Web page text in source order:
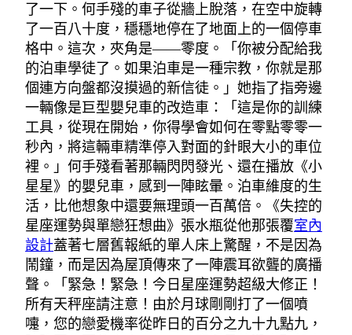
了一下。何手殘的車子從牆上脫落，在空中旋轉
了一百八十度，穩穩地停在了地面上的一個停車
格中。這次，夾角是——零度。「你被分配給我
的泊車學徒了。如果泊車是一種宗教，你就是那
個連方向盤都沒摸過的新信徒。」她指了指旁邊
一輛像是巨型嬰兒車的改造車：「這是你的訓練
工具，從現在開始，你得學會如何在零點零零一
秒內，將這輛車精準停入對面的針眼大小的車位
裡。」何手殘看著那輛閃閃發光、還在播放《小
星星》的嬰兒車，感到一陣眩暈。泊車維度的生
活，比他想象中還要無理頭一百萬倍。《失控的
星座運勢與單戀狂想曲》張水瓶從他那張覆室內
設計蓋著七層舊報紙的單人床上驚醒，不是因為
鬧鐘，而是因為屋頂傳來了一陣震耳欲聾的廣播
聲。「緊急！緊急！今日星座運勢超級大修正！
所有天秤座請注意！由於月球剛剛打了一個噴
嚏，您的戀愛機率從昨日的百分之九十九點九，